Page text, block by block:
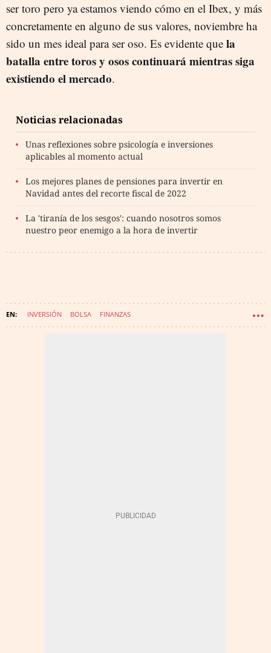
ser toro pero ya estamos viendo cómo en el Ibex, y más
concretamente en alguno de sus valores, noviembre ha
sido un mes ideal para ser oso. Es evidente que la
batalla entre toros y osos continuará mientras siga
existiendo el mercado.
Noticias relacionadas
Unas reflexiones sobre psicología e inversiones
aplicables al momento actual
Los mejores planes de pensiones para invertir en
Navidad antes del recorte fiscal de 2022
La 'tiranía de los sesgos': cuando nosotros somos
nuestro peor enemigo a la hora de invertir
INVERSIÓN BOLSA FINANZAS